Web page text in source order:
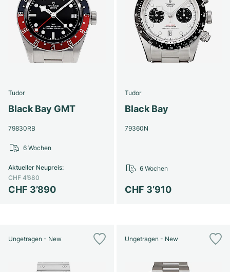
Tudor
Black Bay GMT
79830RB
CHF 3’890
Aktueller Neupreis:
CHF 4’680
6 Wochen
Tudor
Black Bay
79360N
CHF 3’910
6 Wochen
Ungetragen - New Ungetragen - New